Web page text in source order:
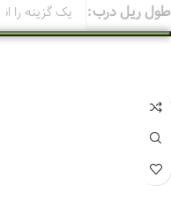
طول ریل درب